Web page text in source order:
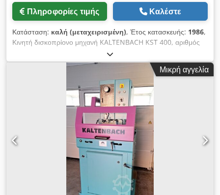
επίδειξη Παράδοση: από το απόθεμα - ως έχει, όπως
επιθεωρήθηκε Πληρωμή: καθαρά – με την παραλαβή
επίσης μεγαλύτερες πριονομηχανές EISELE τύπου ψυχρής
κοπής και άλλες (ταινιοπρίονα / τόρνους / πριονομηχανές
ψυχρής κοπής) σε απόθεμα. Διαθέτουμε διαρκώς και άλλες
μηχανές κοπής – παρακαλούμε ρωτήστε μας.
Πληροφορίες τιμής Καλέστε
Κατάσταση: καλή (μεταχειρισμένη), Έτος κατασκευής: 1986,
Κινητή δισκοπρίονο μηχανή KALTENBACH KST 400, αριθμός
105897, έτος κατασκευής 1986, με σύστημα μεταφοράς
υλικών. Csdpezqcnisfx Akrorf
Μικρή αγγελία